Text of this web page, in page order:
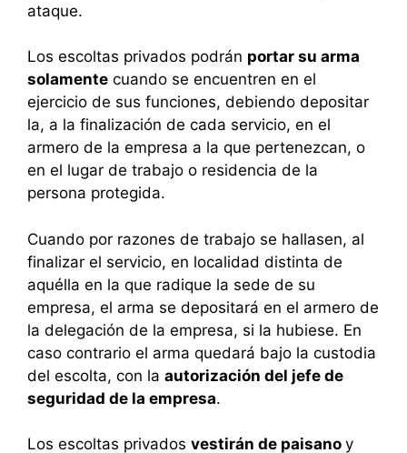
ataque.
Los escoltas privados podrán portar su arma
solamente cuando se encuentren en el
ejercicio de sus funciones, debiendo depositar
la, a la finalización de cada servicio, en el
armero de la empresa a la que pertenezcan, o
en el lugar de trabajo o residencia de la
persona protegida.
Cuando por razones de trabajo se hallasen, al
finalizar el servicio, en localidad distinta de
aquélla en la que radique la sede de su
empresa, el arma se depositará en el armero de
la delegación de la empresa, si la hubiese. En
caso contrario el arma quedará bajo la custodia
del escolta, con la autorización del jefe de
seguridad de la empresa.
Los escoltas privados vestirán de paisano y